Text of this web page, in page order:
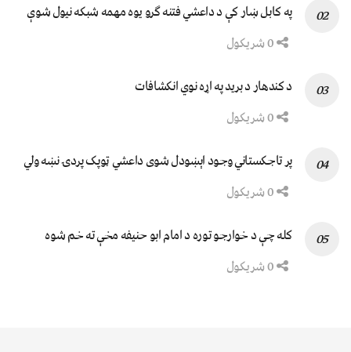
په کابل ښار کې د داعشي فتنه ګرو يوه مهمه شبکه نيول شوې
د کندهار د برید په اړه نوي انکشافات
پر تاجکستاني وجود اېښودل شوی داعشي ټوپک پردۍ نښه ولي
کله چې د خوارجو توره د امام ابو حنیفه مخې ته خم شوه